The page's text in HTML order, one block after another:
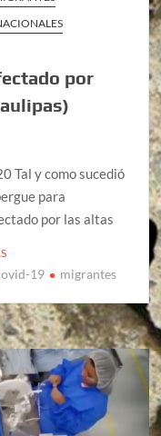
por
Tal y como sucedió
para
por las altas
19 migrantes